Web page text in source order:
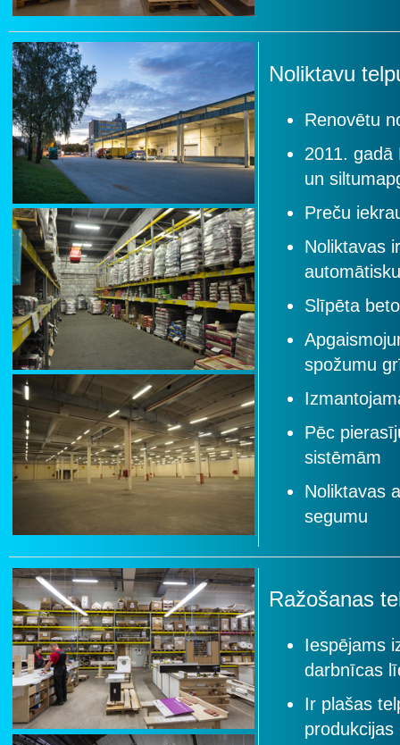
Noliktavu
Renovētu
2011.
un
Preču
Noliktavas
Slīpēta
spožumu
Pēc
sistēmām
Noliktavas
segumu
Ražošanas
Iespējams
darbnīcas
Ir plašas
produkcijas